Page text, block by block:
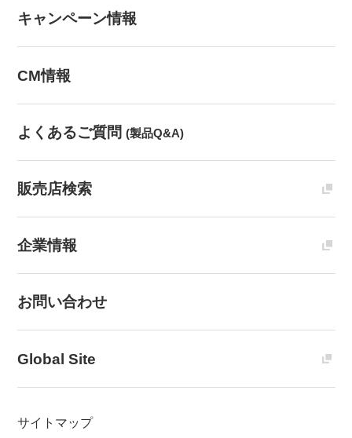
キャンペーン情報
CM情報
よくあるご質問 (製品Q&A)
販売店検索
企業情報
お問い合わせ
Global Site
サイトマップ